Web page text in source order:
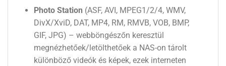
Photo Station (ASF, AVI, MPEG1/2/4, WMV,
DivX/XviD, DAT, MP4, RM, RMVB, VOB, BMP,
GIF, JPG) – webböngészőn keresztül
megnézhetőek/letölthetőek a NAS-on tárolt
különböző videók és képek, ezek interneten